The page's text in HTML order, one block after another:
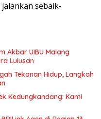
sebaik-
Akbar UIBU Malang
Lulusan
Tekanan Hidup, Langkah
Kedungkandang: Kami